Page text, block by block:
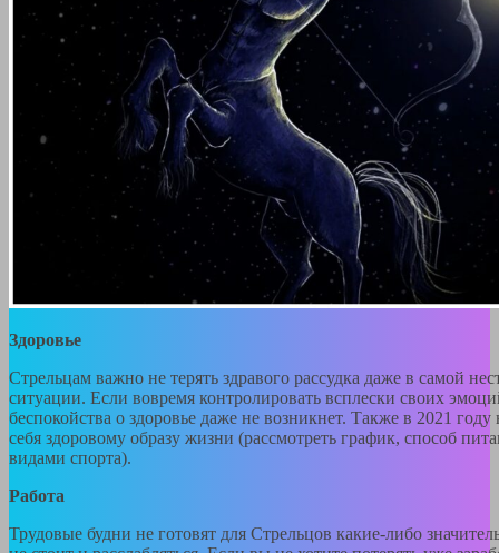
Здоровье
Стрельцам важно не терять здравого рассудка даже в самой
ситуации. Если вовремя контролировать всплески своих
беспокойства о здоровье даже не возникнет. Также в 2021
себя здоровому образу жизни (рассмотреть график, способ
видами спорта).
Работа
Трудовые будни не готовят для Стрельцов какие-либо